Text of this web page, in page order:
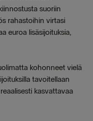
suoriin
rahastoihin virtasi
euroa lisäsijoituksia,
kohonneet vielä
tavoitellaan
kasvattavaa